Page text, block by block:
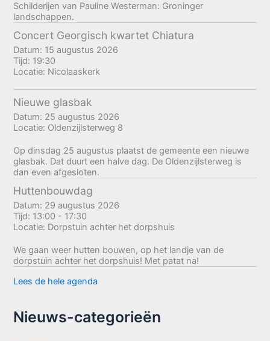
Schilderijen van Pauline Westerman: Groninger
landschappen.
Concert Georgisch kwartet Chiatura
Datum: 15 augustus 2026
Tijd: 19:30
Locatie: Nicolaaskerk
Nieuwe glasbak
Datum: 25 augustus 2026
Locatie: Oldenzijlsterweg 8
Op dinsdag 25 augustus plaatst de gemeente een nieuwe
glasbak. Dat duurt een halve dag. De Oldenzijlsterweg is
dan even afgesloten.
Huttenbouwdag
Datum: 29 augustus 2026
Tijd: 13:00 - 17:30
Locatie: Dorpstuin achter het dorpshuis
We gaan weer hutten bouwen, op het landje van de
dorpstuin achter het dorpshuis! Met patat na!
Lees de hele agenda
Nieuws-categorieën